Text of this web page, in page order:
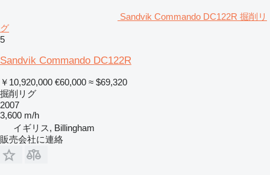
Sandvik Commando DC122R 掘削リ
グ
5
Sandvik Commando DC122R
￥10,920,000 €60,000 ≈ $69,320
掘削リグ
2007
3,600 m/h
イギリス, Billingham
販売会社に連絡